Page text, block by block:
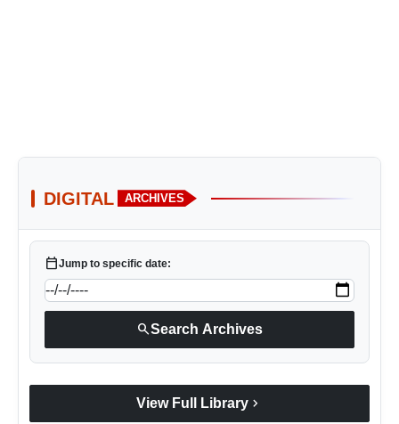
DIGITAL ARCHIVES
calendar_todayJump to specific date:
searchSearch Archives
View Full Library chevron_right